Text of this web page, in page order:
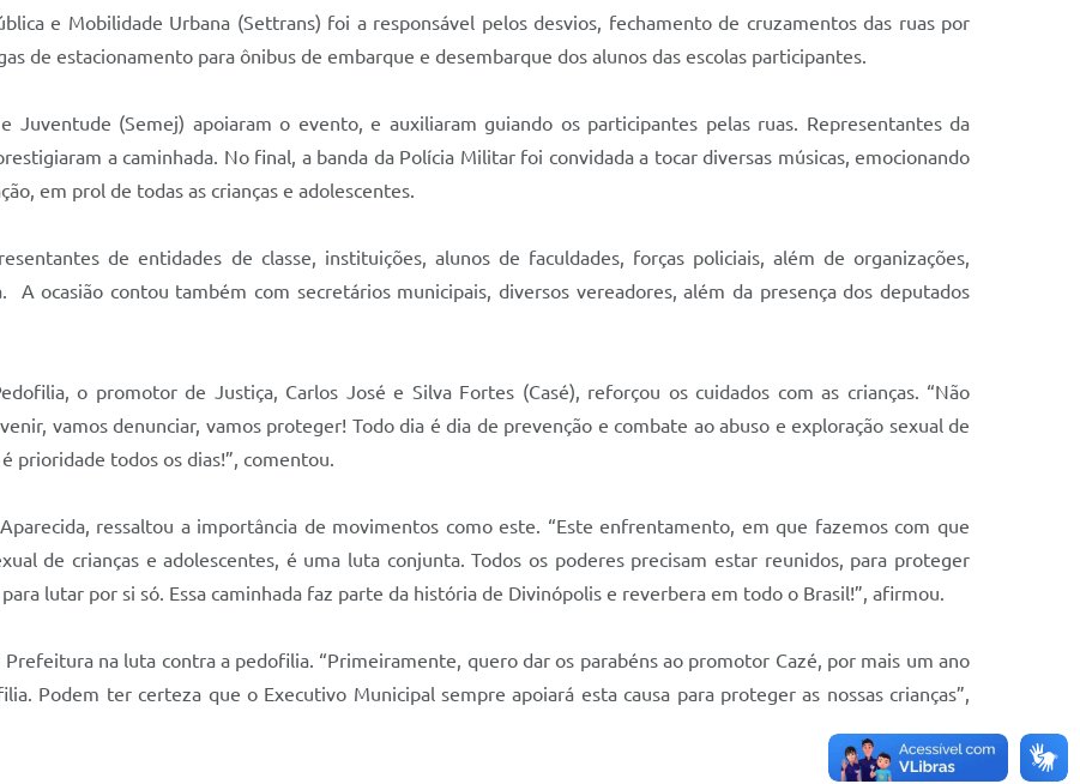
e Mobilidade Urbana (Settrans) foi a responsável pelos desvios, fechamento de cruzamentos das ruas por
de estacionamento para ônibus de embarque e desembarque dos alunos das escolas participantes.
Juventude (Semej) apoiaram o evento, e auxiliaram guiando os participantes pelas ruas. Representantes da
a caminhada. No final, a banda da Polícia Militar foi convidada a tocar diversas músicas, emocionando
em prol de todas as crianças e adolescentes.
de entidades de classe, instituições, alunos de faculdades, forças policiais, além de organizações,
ocasião contou também com secretários municipais, diversos vereadores, além da presença dos deputados
o promotor de Justiça, Carlos José e Silva Fortes (Casé), reforçou os cuidados com as crianças. “Não
vamos denunciar, vamos proteger! Todo dia é dia de prevenção e combate ao abuso e exploração sexual de
prioridade todos os dias!”, comentou.
ressaltou a importância de movimentos como este. “Este enfrentamento, em que fazemos com que
de crianças e adolescentes, é uma luta conjunta. Todos os poderes precisam estar reunidos, para proteger
lutar por si só. Essa caminhada faz parte da história de Divinópolis e reverbera em todo o Brasil!”, afirmou.
na luta contra a pedofilia. “Primeiramente, quero dar os parabéns ao promotor Cazé, por mais um ano
Podem ter certeza que o Executivo Municipal sempre apoiará esta causa para proteger as nossas crianças”,